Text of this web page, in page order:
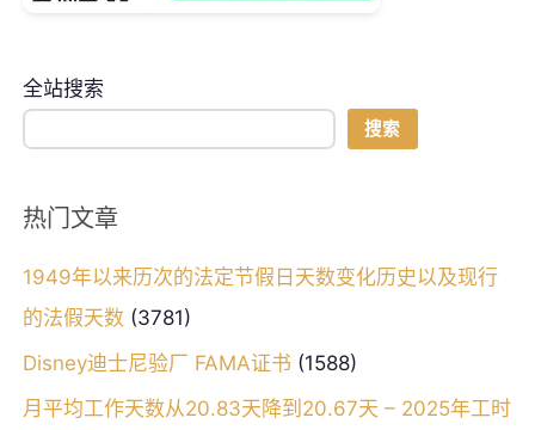
全站搜索
搜索
热门文章
1949年以来历次的法定节假日天数变化历史以及现行
的法假天数 (3781)
Disney迪士尼验厂 FAMA证书 (1588)
月平均工作天数从20.83天降到20.67天 – 2025年工时